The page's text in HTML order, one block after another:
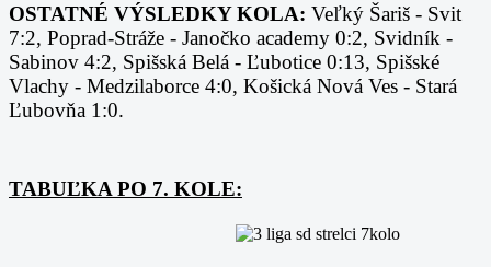
OSTATNÉ VÝSLEDKY KOLA: Veľký Šariš - Svit
7:2, Poprad-Stráže - Janočko academy 0:2, Svidník -
Sabinov 4:2, Spišská Belá - Ľubotice 0:13, Spišské
Vlachy - Medzilaborce 4:0, Košická Nová Ves - Stará
Ľubovňa 1:0.
TABUĽKA PO 7. KOLE: